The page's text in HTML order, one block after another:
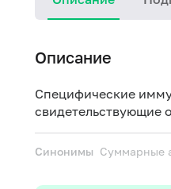
Описание
Специфические
свидетельствующие
Синонимы Суммарные